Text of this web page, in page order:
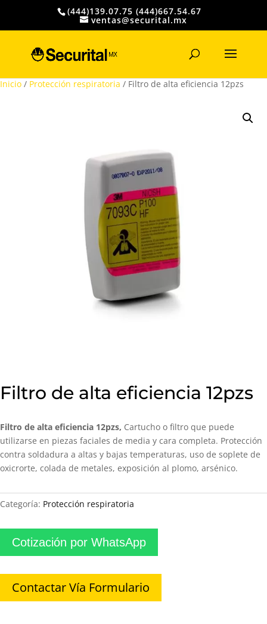
(444)139.07.75 (444)667.54.67
ventas@securital.mx
productos
Inicio / Protección respiratoria / Filtro de alta eficiencia 12pzs
Filtro de alta eficiencia 12pzs
Filtro de alta eficiencia 12pzs, Cartucho o filtro que puede
utilizarse en piezas faciales de media y cara completa. Protección
contra soldadura a altas y bajas temperaturas, uso de soplete de
oxicrorte, colada de metales, exposición al plomo, arsénico.
Categoría: Protección respiratoria
Cotización por WhatsApp
Contactar Vía Formulario